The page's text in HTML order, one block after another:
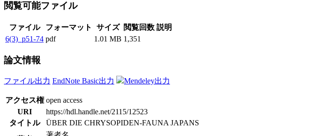
閲覧可能ファイル
ファイル フォーマット サイズ 閲覧回数 説明
6(3)_p51-74 pdf 1.01 MB 1,351
論文情報
ファイル出力 EndNote Basic出力 Mendeley出力
アクセス権 open access
URI
https://hdl.handle.net/2115/12523
タイトル
ÜBER DIE CHRYSOPIDEN-FAUNA JAPANS